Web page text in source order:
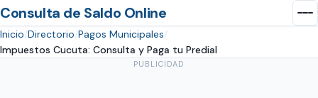
Consulta de Saldo Online
Inicio Directorio Pagos Municipales
Impuestos Cucuta: Consulta y Paga tu Predial
PUBLICIDAD